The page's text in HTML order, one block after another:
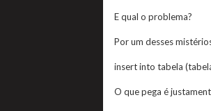
E qual o problema?
Por um desses
insert into tabela
O que pega é